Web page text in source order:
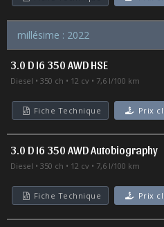
millésime : 2022
3.0 D I6 350 AWD HSE
Diesel 350 ch 12 cv 7,6 l/100 km
Fiche Technique Prix
3.0 D I6 350 AWD Autobiography
Diesel 350 ch 12 cv 7,6 l/100 km
Fiche Technique Prix